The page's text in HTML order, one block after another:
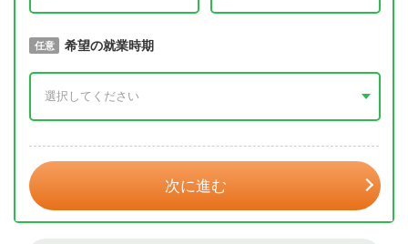
必須 取得予定年
任意 希望の就業時期
次に進む